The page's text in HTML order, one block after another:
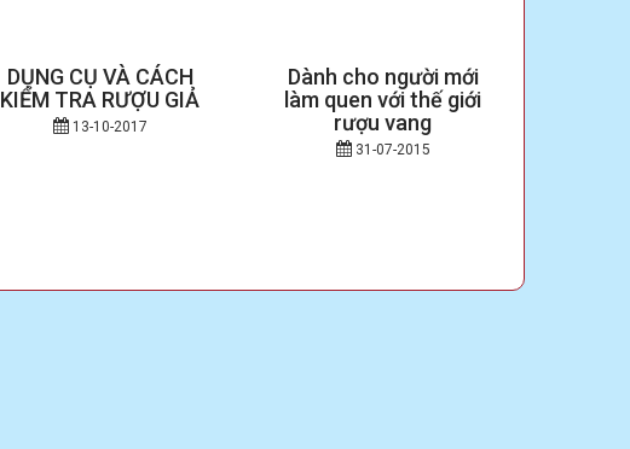
DỤNG CỤ VÀ CÁCH
KIỂM TRA RƯỢU GIẢ
13-10-2017
Dành cho người mới
làm quen với thế giới
rượu vang
31-07-2015